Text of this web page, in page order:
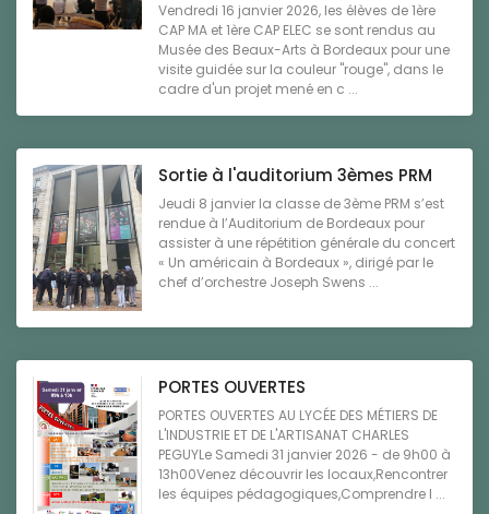
Vendredi 16 janvier 2026, les élèves de 1ère
CAP MA et 1ère CAP ELEC se sont rendus au
Musée des Beaux-Arts à Bordeaux pour une
visite guidée sur la couleur "rouge", dans le
cadre d'un projet mené en c ...
Sortie à l'auditorium 3èmes PRM
Jeudi 8 janvier la classe de 3ème PRM s’est
rendue à l’Auditorium de Bordeaux pour
assister à une répétition générale du concert
« Un américain à Bordeaux », dirigé par le
chef d’orchestre Joseph Swens ...
PORTES OUVERTES
PORTES OUVERTES AU LYCÉE DES MÉTIERS DE
L'INDUSTRIE ET DE L'ARTISANAT CHARLES
PEGUYLe Samedi 31 janvier 2026 - de 9h00 à
13h00Venez découvrir les locaux,Rencontrer
les équipes pédagogiques,Comprendre l ...